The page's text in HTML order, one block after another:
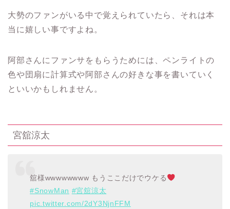
大勢のファンがいる中で覚えられていたら、それは本
当に嬉しい事ですよね。
阿部さんにファンサをもらうためには、ペンライトの
色や団扇に計算式や阿部さんの好きな事を書いていく
といいかもしれません。
宮舘涼太
舘様wwwwwwww もうここだけでウケる
#SnowMan #宮舘涼太
pic.twitter.com/2dY3NjnFFM